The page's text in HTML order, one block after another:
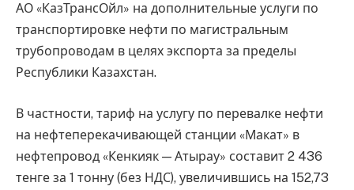
АО «КазТрансОйл» на дополнительные услуги по
транспортировке нефти по магистральным
трубопроводам в целях экспорта за пределы
Республики Казахстан.
В частности, тариф на услугу по перевалке нефти
на нефтеперекачивающей станции «Макат» в
нефтепровод «Кенкияк — Атырау» составит 2 436
тенге за 1 тонну (без НДС), увеличившись на 152,73